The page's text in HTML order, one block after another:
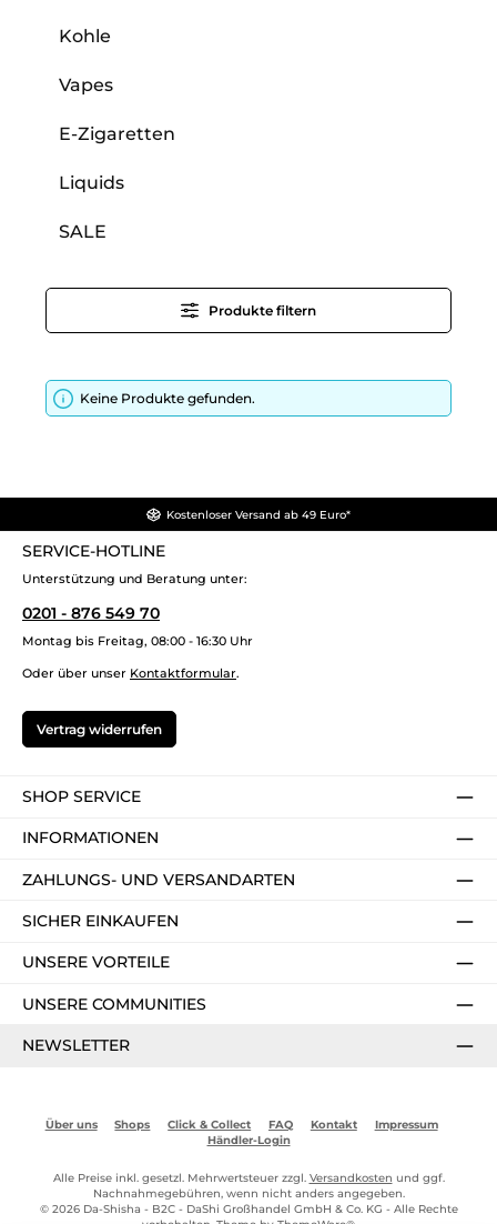
Kohle
Vapes
E-Zigaretten
Liquids
SALE
Produkte filtern
Keine Produkte gefunden.
Kostenloser Versand ab 49 Euro*
SERVICE-HOTLINE
Unterstützung und Beratung unter:
0201 - 876 549 70
Montag bis Freitag, 08:00 - 16:30 Uhr
Oder über unser Kontaktformular.
Vertrag widerrufen
SHOP SERVICE
INFORMATIONEN
ZAHLUNGS- UND VERSANDARTEN
SICHER EINKAUFEN
UNSERE VORTEILE
UNSERE COMMUNITIES
NEWSLETTER
Über uns Shops Click & Collect FAQ Kontakt
Impressum
Händler-Login
Alle Preise inkl. gesetzl. Mehrwertsteuer zzgl. Versandkosten und ggf.
Nachnahmegebühren, wenn nicht anders angegeben.
© 2026 Da-Shisha - B2C - DaShi Großhandel GmbH & Co. KG - Alle Rechte